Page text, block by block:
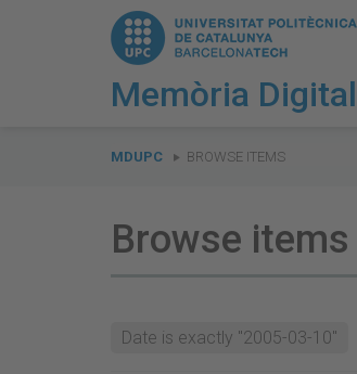
Memòria
are
MDUPC BROWSE ITEMS
Browse items
Date is exactly "2005-03-10"